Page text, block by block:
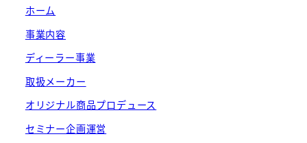
ホーム
事業内容
ディーラー事業
取扱メーカー
オリジナル商品プロデュース
セミナー企画運営